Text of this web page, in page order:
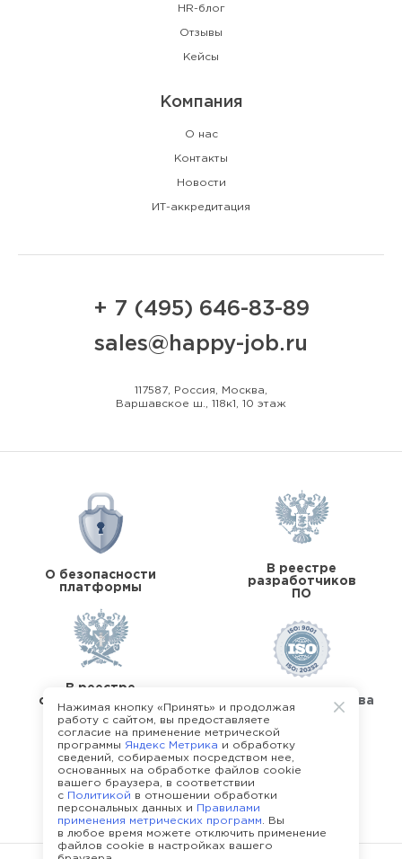
HR-блог
Отзывы
Кейсы
Компания
О нас
Контакты
Новости
ИТ-аккредитация
+ 7 (495) 646-83-89
sales@happy-job.ru
117587, Россия, Москва,
Варшавское ш., 118к1, 10 этаж
О безопасности
платформы
В реестре
разработчиков
ПО
В реестре
операторов перс.
данных
Стандарты качества
О команде Happy Job
Нажимая кнопку «Принять» и продолжая
работу с сайтом, вы предоставляете
согласие на применение метрической
программы Яндекс Метрика и обработку
сведений, собираемых посредством нее,
основанных на обработке файлов cookie
вашего браузера, в соответствии
с Политикой в отношении обработки
персональных данных и
Правилами
применения метрических программ . Вы
в любое время можете отключить применение
файлов cookie в настройках вашего